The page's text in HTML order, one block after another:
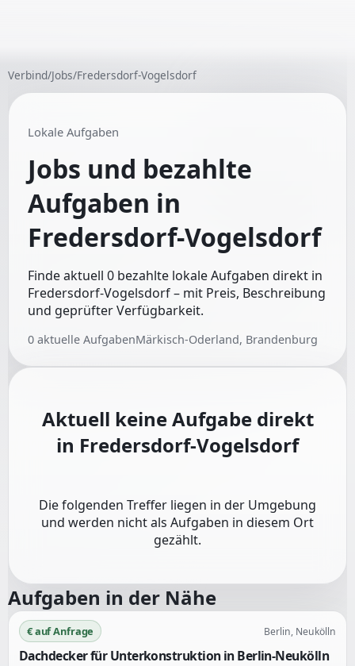
Verbind/Jobs/Fredersdorf-Vogelsdorf
Lokale Aufgaben
Jobs und bezahlte
Aufgaben in
Fredersdorf-Vogelsdorf
Finde aktuell 0 bezahlte lokale Aufgaben direkt in
Fredersdorf-Vogelsdorf – mit Preis, Beschreibung
und geprüfter Verfügbarkeit.
0 aktuelle AufgabenMärkisch-Oderland, Brandenburg
Aktuell keine Aufgabe direkt
in Fredersdorf-Vogelsdorf
Die folgenden Treffer liegen in der Umgebung
und werden nicht als Aufgaben in diesem Ort
gezählt.
Aufgaben in der Nähe
€ auf Anfrage Berlin, Neukölln
Dachdecker für Unterkonstruktion in Berlin-Neukölln